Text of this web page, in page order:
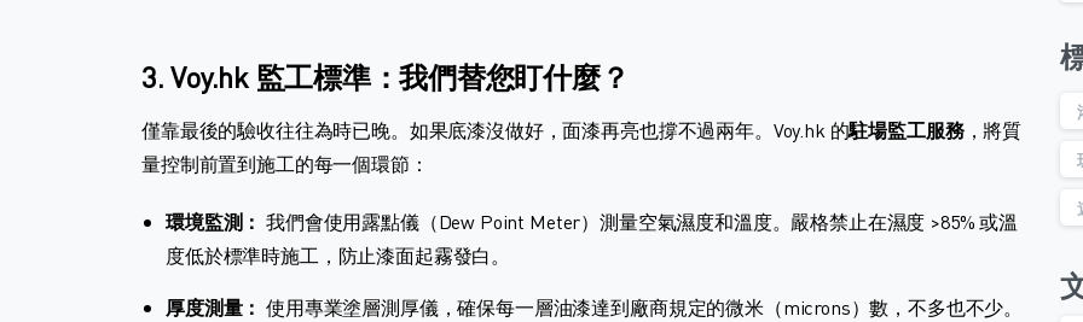
3. Voy.hk 監工標準：我們替您盯什麼？
僅靠最後的驗收往往為時已晚。如果底漆沒做好，面漆再亮也撐不過兩年。Voy.hk 的駐場監工服務，將質
量控制前置到施工的每一個環節：
環境監測： 我們會使用露點儀（Dew Point Meter）測量空氣濕度和溫度。嚴格禁止在濕度 >85% 或溫
度低於標準時施工，防止漆面起霧發白。
厚度測量： 使用專業塗層測厚儀，確保每一層油漆達到廠商規定的微米（microns）數，不多也不少。